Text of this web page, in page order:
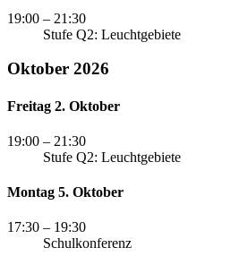
19:00 – 21:30
Stufe Q2: Leuchtgebiete
Oktober 2026
Freitag 2. Oktober
19:00 – 21:30
Stufe Q2: Leuchtgebiete
Montag 5. Oktober
17:30 – 19:30
Schulkonferenz